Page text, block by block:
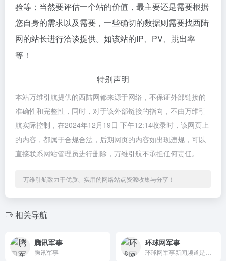
验等；当然要评估一个站的价值，最主要还是需要根据
您自身的需求以及需要，一些确切的数据则需要找西陆
网的站长进行洽谈提供。如该站的IP、PV、跳出率
等！
特别声明
本站万维引航提供的西陆网都来源于网络，不保证外部链接的
准确性和完整性，同时，对于该外部链接的指向，不由万维引
航实际控制，在2024年12月19日 下午12:14收录时，该网页上
的内容，都属于合规合法，后期网页的内容如出现违规，可以
直接联系网站管理员进行删除，万维引航不承担任何责任。
万维引航致力于优质、实用的网络站点资源收集与分享！
相关导航
腾讯军事
腾讯军事
环球网军事